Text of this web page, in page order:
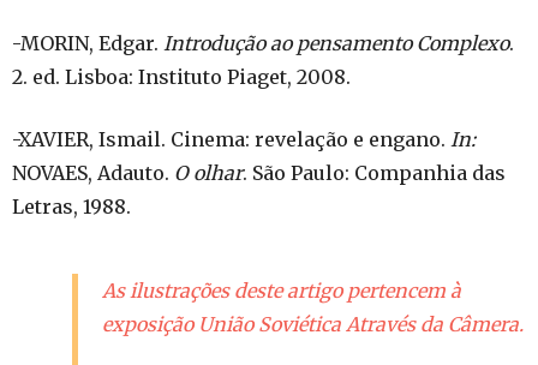
-MORIN, Edgar. Introdução ao pensamento Complexo.
2. ed. Lisboa: Instituto Piaget, 2008.
-XAVIER, Ismail. Cinema: revelação e engano. In:
NOVAES, Adauto. O olhar. São Paulo: Companhia das
Letras, 1988.
As ilustrações deste artigo pertencem à
exposição União Soviética Através da Câmera.